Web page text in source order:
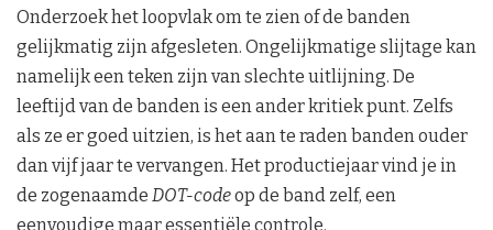
Onderzoek het loopvlak om te zien of de banden
gelijkmatig zijn afgesleten. Ongelijkmatige slijtage kan
namelijk een teken zijn van slechte uitlijning. De
leeftijd van de banden is een ander kritiek punt. Zelfs
als ze er goed uitzien, is het aan te raden banden ouder
dan vijf jaar te vervangen. Het productiejaar vind je in
de zogenaamde DOT-codeop de band zelf, een
eenvoudige maar essentiële controle.